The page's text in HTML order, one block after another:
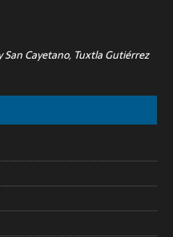
San Cayetano, Tuxtla Gutiérrez